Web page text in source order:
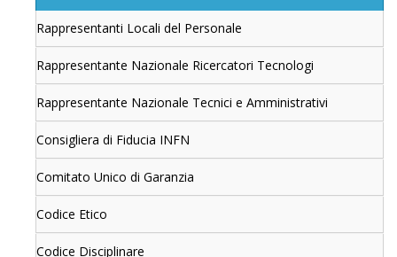
Rappresentanti Locali del Personale
Rappresentante Nazionale Ricercatori Tecnologi
Rappresentante Nazionale Tecnici e Amministrativi
Consigliera di Fiducia INFN
Comitato Unico di Garanzia
Codice Etico
Codice Disciplinare